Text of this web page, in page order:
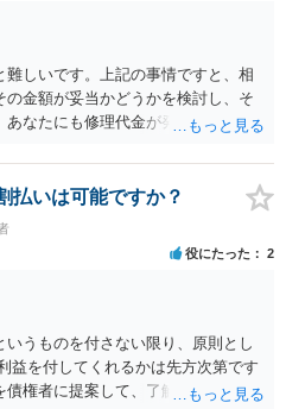
しいです。上記の事情ですと、相
金額が妥当かどうかを検討し、そ
なたにも修理代金が発生している
するのが良いかと思います。威圧
事調停を利用しては如何でしょう
払いは可能ですか？
役にたった 2
うものを付さない限り、原則とし
益を付してくれるかは先方次第です
権者に提案して、了解してもらえ